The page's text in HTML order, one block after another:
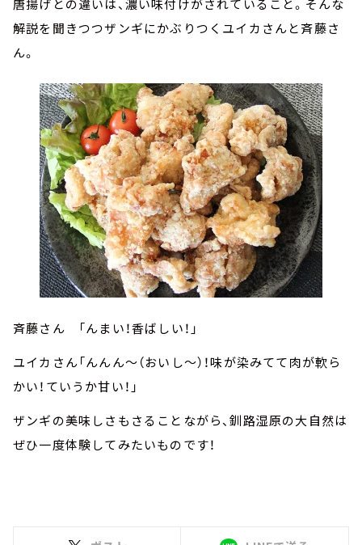
唐揚げとの違いは、濃い味付けがされていること。そんな
解説を聞きつつザンギにかぶりつくユイカさんと斉藤さ
ん。
斉藤さん 「んまい！香ばしい！」
ユイカさん「んんん～（おいし～）！味が染みてて肉が軟ら
かい！ていうか甘い！」
ザンギの美味しさもさることながら、釧路湿原の大自然は
ぜひ一度体験してみたいものです！